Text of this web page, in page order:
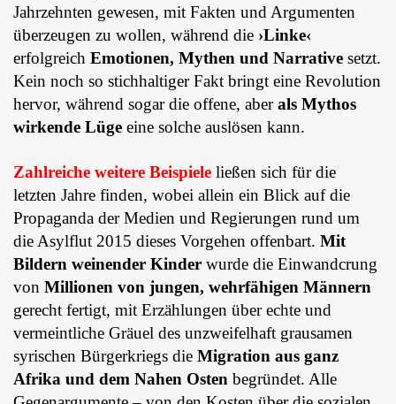
Jahrzehnten gewesen, mit Fakten und Argumenten
überzeugen zu wollen, während die ›Linke‹
erfolgreich Emotionen, Mythen und Narrative setzt.
Kein noch so stichhaltiger Fakt bringt eine Revolution
hervor, während sogar die offene, aberals Mythos
wirkende Lüge eine solche auslösen kann.
Zahlreiche weitere Beispiele ließen sich für die
letzten Jahre finden, wobei allein ein Blick auf die
Propaganda der Medien und Regierungen rund um
die Asylflut 2015 dieses Vorgehen offenbart. Mit
Bildern weinender Kinder wurde die Einwandcrung
von Millionen von jungen, wehrfähigen Männern
gerecht fertigt, mit Erzählungen über echte und
vermeintliche Gräuel des unzweifelhaft grausamen
syrischen Bürgerkriegs die Migration aus ganz
Afrika und dem Nahen Osten begründet. Alle